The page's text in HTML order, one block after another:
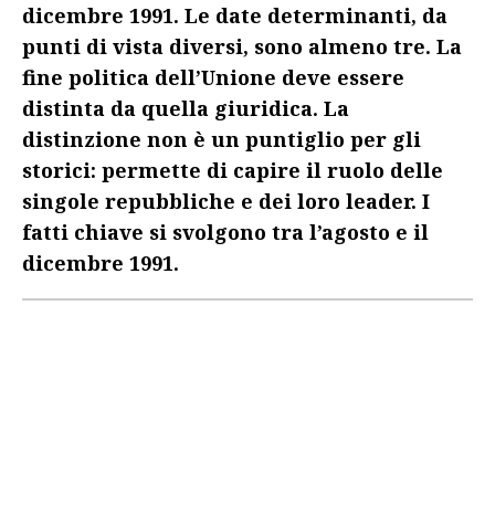
dicembre 1991. Le date determinanti, da
punti di vista diversi, sono almeno tre. La
fine politica dell’Unione deve essere
distinta da quella giuridica. La
distinzione non è un puntiglio per gli
storici: permette di capire il ruolo delle
singole repubbliche e dei loro leader. I
fatti chiave si svolgono tra l’agosto e il
dicembre 1991.